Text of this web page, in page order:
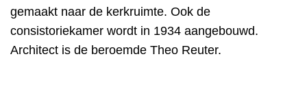
gemaakt naar de kerkruimte. Ook de
consistoriekamer wordt in 1934 aangebouwd.
Architect is de beroemde Theo Reuter.